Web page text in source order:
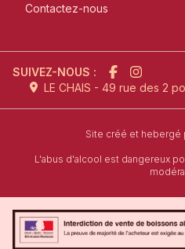
Contactez-nous
SUIVEZ-NOUS :
LE CHAIS - 49 rue des 2
Site créé et hebergé
L'abus d'alcool est dangereux